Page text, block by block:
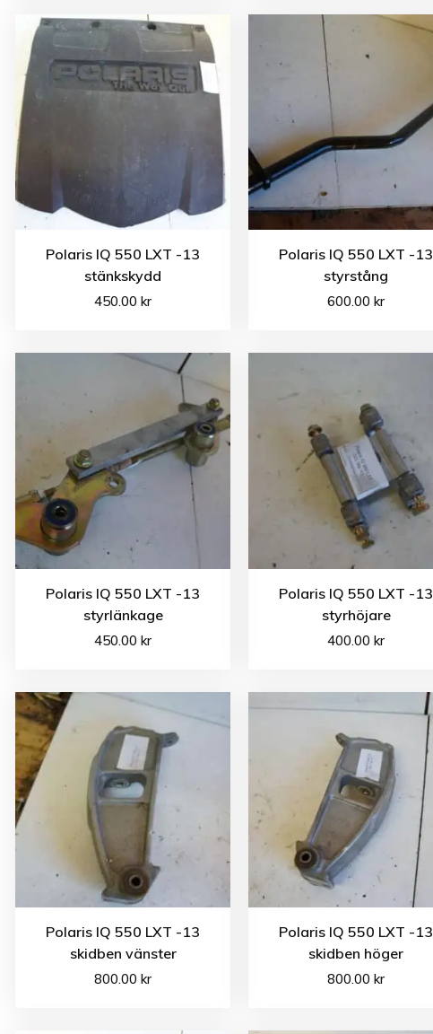
Polaris IQ 550 LXT -13
stänkskydd
450.00kr
Polaris IQ 550 LXT -13
styrstång
600.00kr
Polaris IQ 550 LXT -13
styrlänkage
450.00kr
Polaris IQ 550 LXT -13
styrhöjare
400.00kr
Polaris IQ 550 LXT -13
skidben vänster
800.00kr
Polaris IQ 550 LXT -13
skidben höger
800.00kr